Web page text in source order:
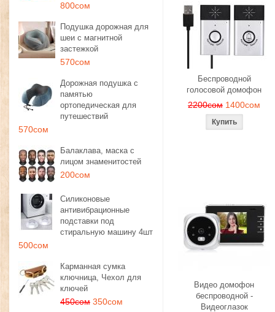
800сом
Подушка дорожная для
шеи с магнитной
застежкой
570сом
Дорожная подушка с
памятью
ортопедическая для
путешествий
570сом
Балаклава, маска с
лицом знаменитостей
200сом
Силиконовые
антивибрационные
подставки под
стиральную машину 4шт
500сом
Карманная сумка
ключница, Чехол для
ключей
450сом 350сом
Беспроводной
голосовой домофон
2200сом 1400сом
Видео домофон
беспроводной -
Видеоглазок